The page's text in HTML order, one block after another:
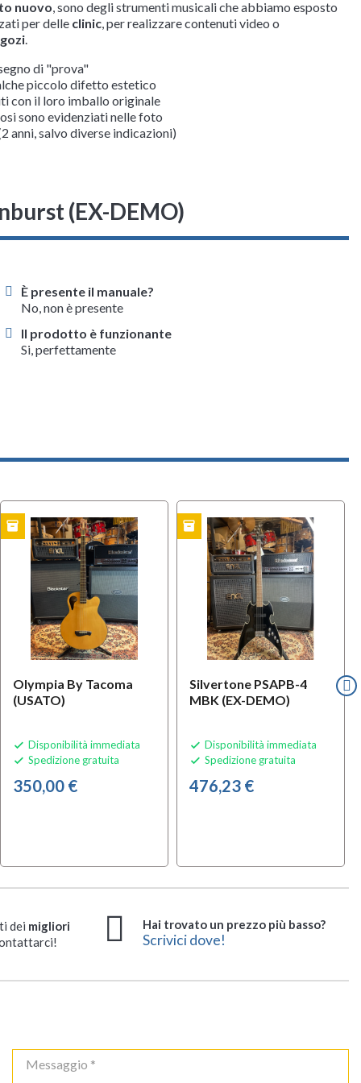
nuovo, sono degli strumenti musicali che abbiamo esposto
per delle clinic, per realizzare contenuti video o
.
di "prova"
piccolo difetto estetico
con il loro imballo originale
sono evidenziati nelle foto
anni, salvo diverse indicazioni)
(EX-DEMO)
È presente il manuale?
No, non è presente
Il prodotto è funzionante
Si, perfettamente
Olympia By Tacoma
(USATO)
 Disponibilità immediata
 Spedizione gratuita
350,00 €
inventory
Silvertone PSAPB-4
MBK (EX-DEMO)
 Disponibilità immediata
 Spedizione gratuita
476,23 €
EX-DEMO inventory OFFERTA
B-STOCK
dei migliori
Hai trovato un prezzo più basso?
Scrivici dove!